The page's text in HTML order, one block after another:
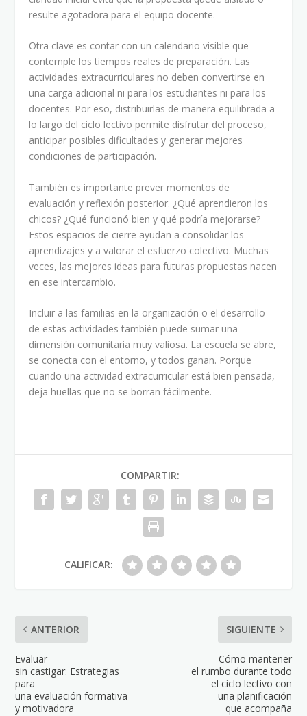
resulte agotadora para el equipo docente.
Otra clave es contar con un calendario visible que
contemple los tiempos reales de preparación. Las
actividades extracurriculares no deben convertirse en
una carga adicional ni para los estudiantes ni para los
docentes. Por eso, distribuirlas de manera equilibrada a
lo largo del ciclo lectivo permite disfrutar del proceso,
anticipar posibles dificultades y generar mejores
condiciones de participación.
También es importante prever momentos de
evaluación y reflexión posterior. ¿Qué aprendieron los
chicos? ¿Qué funcionó bien y qué podría mejorarse?
Estos espacios de cierre ayudan a consolidar los
aprendizajes y a valorar el esfuerzo colectivo. Muchas
veces, las mejores ideas para futuras propuestas nacen
en ese intercambio.
Incluir a las familias en la organización o el desarrollo
de estas actividades también puede sumar una
dimensión comunitaria muy valiosa. La escuela se abre,
se conecta con el entorno, y todos ganan. Porque
cuando una actividad extracurricular está bien pensada,
deja huellas que no se borran fácilmente.
COMPARTIR:
CALIFICAR:
ANTERIOR
Evaluar
sin castigar: Estrategias
para
una evaluación formativa
y motivadora
SIGUIENTE
Cómo mantener
el rumbo durante todo
el ciclo lectivo con
una planificación
que acompaña